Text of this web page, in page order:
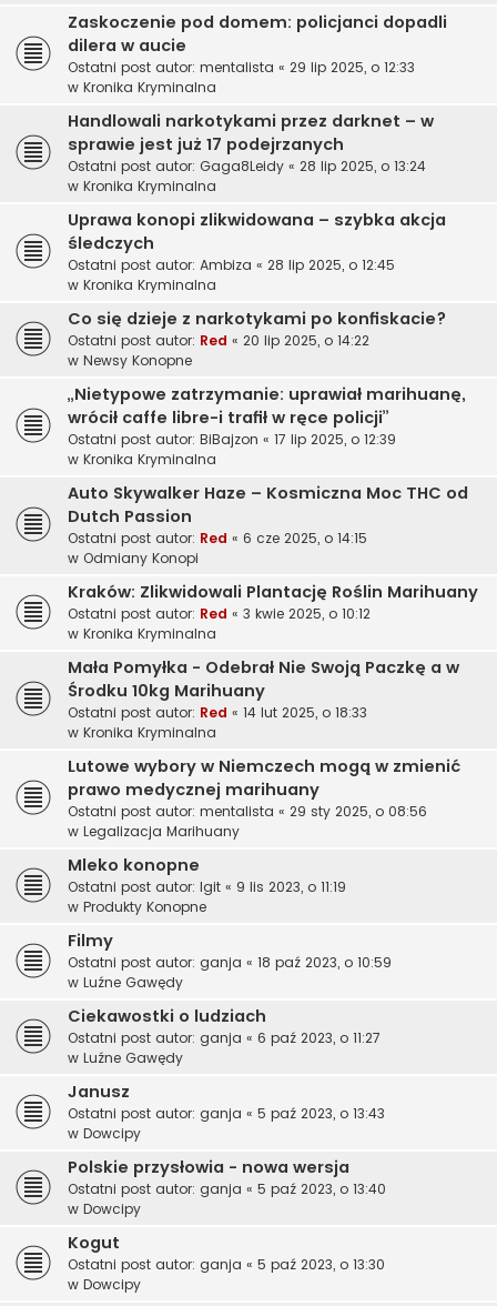
Zaskoczenie pod domem: policjanci dopadli
dilera w aucie
Ostatni post autor: mentalista « 29 lip 2025, o 12:33
w Kronika Kryminalna
Handlowali narkotykami przez darknet – w
sprawie jest już 17 podejrzanych
Ostatni post autor: Gaga8Leidy « 28 lip 2025, o 13:24
w Kronika Kryminalna
Uprawa konopi zlikwidowana – szybka akcja
śledczych
Ostatni post autor: Ambiza « 28 lip 2025, o 12:45
w Kronika Kryminalna
Co się dzieje z narkotykami po konfiskacie?
Ostatni post autor: Red « 20 lip 2025, o 14:22
w Newsy Konopne
„Nietypowe zatrzymanie: uprawiał marihuanę,
wrócił caffe libre-i trafił w ręce policji”
Ostatni post autor: BiBajzon « 17 lip 2025, o 12:39
w Kronika Kryminalna
Auto Skywalker Haze – Kosmiczna Moc THC od
Dutch Passion
Ostatni post autor: Red « 6 cze 2025, o 14:15
w Odmiany Konopi
Kraków: Zlikwidowali Plantację Roślin Marihuany
Ostatni post autor: Red « 3 kwie 2025, o 10:12
w Kronika Kryminalna
Mała Pomyłka - Odebrał Nie Swoją Paczkę a w
Środku 10kg Marihuany
Ostatni post autor: Red « 14 lut 2025, o 18:33
w Kronika Kryminalna
Lutowe wybory w Niemczech mogą w zmienić
prawo medycznej marihuany
Ostatni post autor: mentalista « 29 sty 2025, o 08:56
w Legalizacja Marihuany
Mleko konopne
Ostatni post autor: Igit « 9 lis 2023, o 11:19
w Produkty Konopne
Filmy
Ostatni post autor: ganja « 18 paź 2023, o 10:59
w Luźne Gawędy
Ciekawostki o ludziach
Ostatni post autor: ganja « 6 paź 2023, o 11:27
w Luźne Gawędy
Janusz
Ostatni post autor: ganja « 5 paź 2023, o 13:43
w Dowcipy
Polskie przysłowia - nowa wersja
Ostatni post autor: ganja « 5 paź 2023, o 13:40
w Dowcipy
Kogut
Ostatni post autor: ganja « 5 paź 2023, o 13:30
w Dowcipy